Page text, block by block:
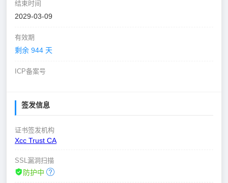
结束时间
2029-03-09
有效期
剩余 944 天
ICP备案号
签发信息
证书签发机构
Xcc Trust CA
SSL漏洞扫描
防护中